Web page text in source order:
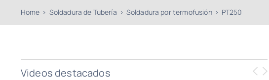
Home Soldadura de Tubería Soldadura por termofusión PT250
Videos destacados